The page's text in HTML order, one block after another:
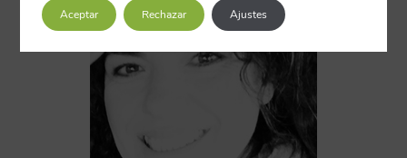
Aceptar Rechazar Ajustes